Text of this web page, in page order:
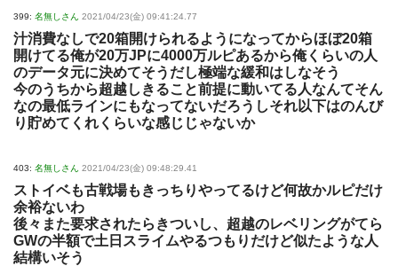
399: 名無しさん 2021/04/23(金) 09:41:24.77
汁消費なしで20箱開けられるようになってからほぼ20箱
開けてる俺が20万JPに4000万ルピあるから俺くらいの人
のデータ元に決めてそうだし極端な緩和はしなそう
今のうちから超越しきること前提に動いてる人なんてそん
なの最低ラインにもなってないだろうしそれ以下はのんび
り貯めてくれくらいな感じじゃないか
403: 名無しさん 2021/04/23(金) 09:48:29.41
ストイベも古戦場もきっちりやってるけど何故かルピだけ
余裕ないわ
後々また要求されたらきついし、超越のレベリングがてら
GWの半額で土日スライムやるつもりだけど似たような人
結構いそう